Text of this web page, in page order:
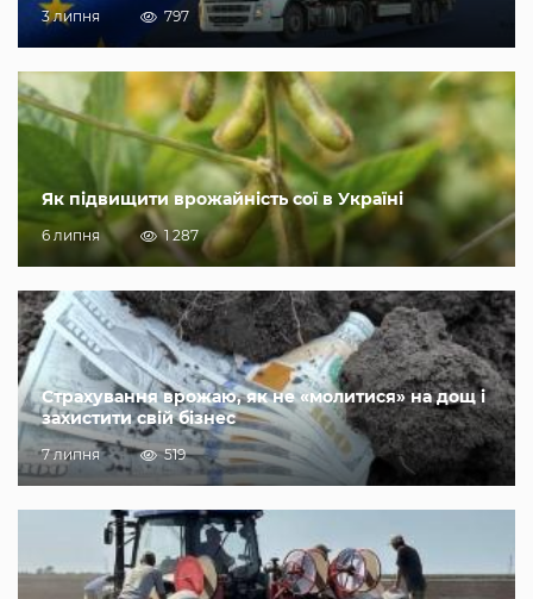
3 липня 797
Як підвищити врожайність сої в Україні
6 липня 1 287
Страхування врожаю, як не «молитися» на дощ і
захистити свій бізнес
7 липня 519